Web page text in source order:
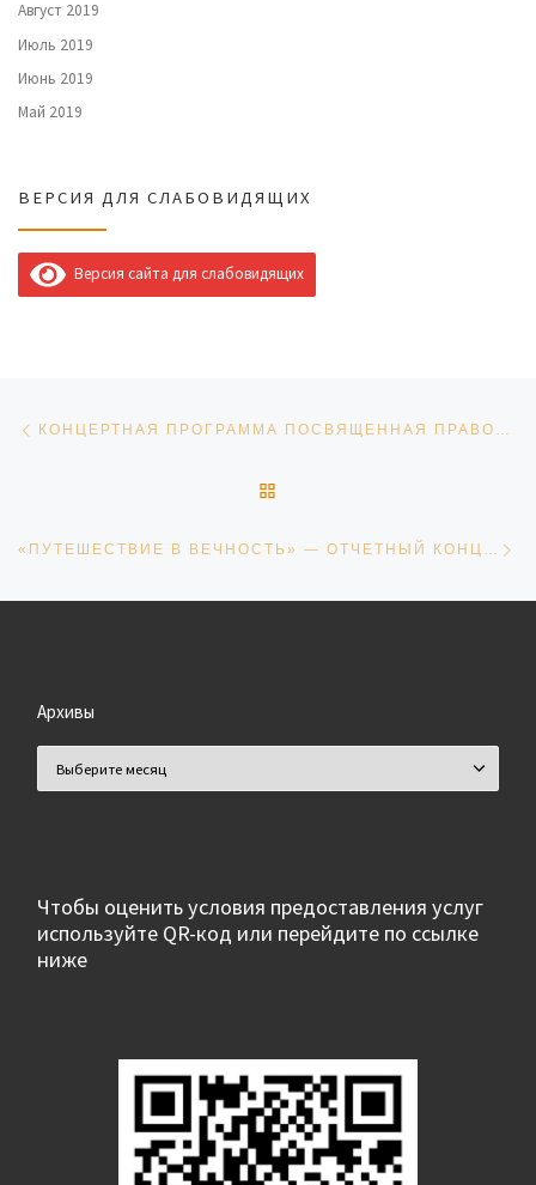
Август 2019
Июль 2019
Июнь 2019
Май 2019
ВЕРСИЯ ДЛЯ СЛАБОВИДЯЩИХ
Версия сайта для слабовидящих
Навигация по записям КОНЦЕРТНАЯ ПРОГРАММА ПОСВЯЩЕННАЯ ПРАВОСЛАВНОЙ ПАСХЕ
«ПУТЕШЕСТВИЕ В ВЕЧНОСТЬ» — ОТЧЕТНЫЙ КОНЦЕРТ СТУДИИ АКАДЕМИЧЕСКОЙ ПЕНИЯ «ЭЛЕГИЯ»
Архивы
Чтобы оценить условия предоставления услуг
используйте QR-код или перейдите по ссылке
ниже